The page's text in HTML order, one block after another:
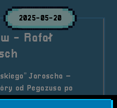
2025-05-20
- Rafał
Jaroscha –
od Pegazusa po
długą drogę,